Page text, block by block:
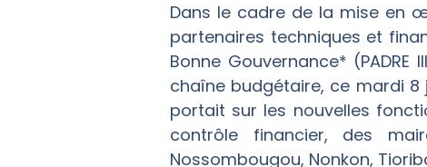
Dans le cadre de la mise en
partenaires techniques et
Bonne Gouvernance*
chaîne budgétaire, ce mardi 8
portait sur les nouvelles
contrôle financier, des
Nossombougou, Nonkon,